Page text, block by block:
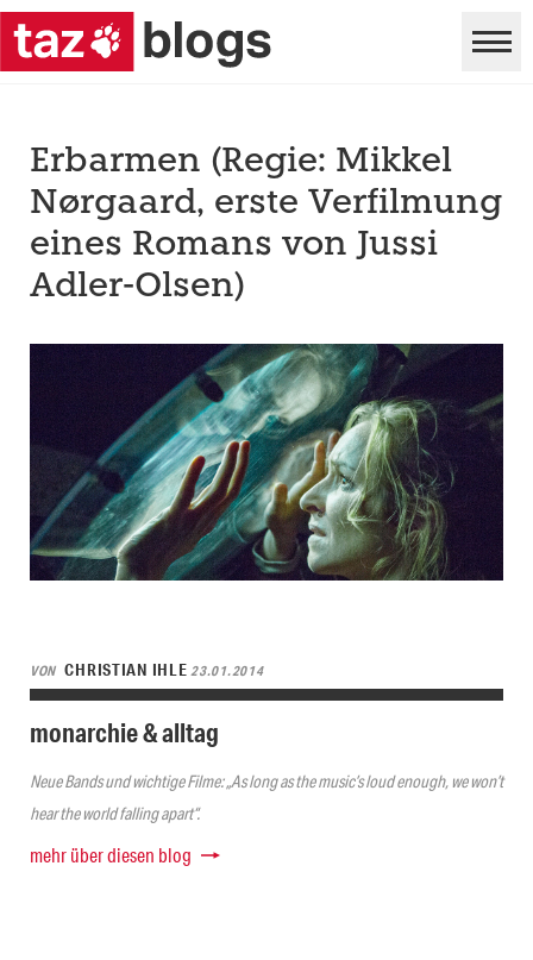
Erbarmen (Regie: Mikkel
Nørgaard, erste Verfilmung
eines Romans von Jussi
Adler-Olsen)
VON CHRISTIAN IHLE23.01.2014
monarchie & alltag
Neue Bands und wichtige Filme: „As long as the music’s loud enough, we won’t
hear the world falling apart“.
mehr über diesen blog